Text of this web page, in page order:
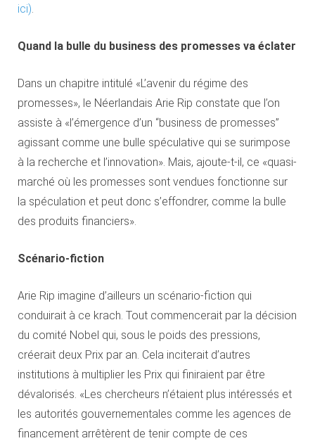
ici).
Quand la bulle du business des promesses va éclater
Dans un chapitre intitulé «L’avenir du régime des
promesses», le Néerlandais Arie Rip constate que l’on
assiste à «l’émergence d’un “business de promesses”
agissant comme une bulle spéculative qui se surimpose
à la recherche et l’innovation». Mais, ajoute-t-il, ce «quasi-
marché où les promesses sont vendues fonctionne sur
la spéculation et peut donc s’effondrer, comme la bulle
des produits financiers».
Scénario-fiction
Arie Rip imagine d’ailleurs un scénario-fiction qui
conduirait à ce krach. Tout commencerait par la décision
du comité Nobel qui, sous le poids des pressions,
créerait deux Prix par an. Cela inciterait d’autres
institutions à multiplier les Prix qui finiraient par être
dévalorisés. «Les chercheurs n’étaient plus intéressés et
les autorités gouvernementales comme les agences de
financement arrêtèrent de tenir compte de ces